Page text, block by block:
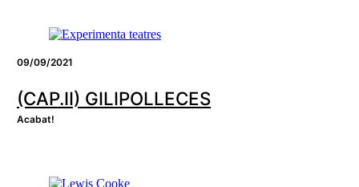
09/09/2021
(CAP.II) GILIPOLLECES
Acabat!